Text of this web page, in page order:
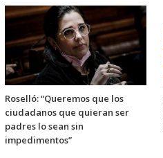
Roselló: “Queremos que los
ciudadanos que quieran ser
padres lo sean sin
impedimentos”